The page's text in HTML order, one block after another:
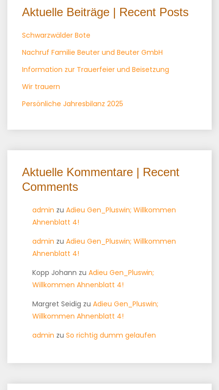
Aktuelle Beiträge | Recent Posts
Schwarzwälder Bote
Nachruf Familie Beuter und Beuter GmbH
Information zur Trauerfeier und Beisetzung
Wir trauern
Persönliche Jahresbilanz 2025
Aktuelle Kommentare | Recent
Comments
admin zu Adieu Gen_Pluswin; Willkommen
Ahnenblatt 4!
admin zu Adieu Gen_Pluswin; Willkommen
Ahnenblatt 4!
Kopp Johann zu Adieu Gen_Pluswin;
Willkommen Ahnenblatt 4!
Margret Seidig zu Adieu Gen_Pluswin;
Willkommen Ahnenblatt 4!
admin zu So richtig dumm gelaufen